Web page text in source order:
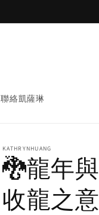
聯絡凱薩琳
KATHRYNHUANG
🐉龍年
收龍之